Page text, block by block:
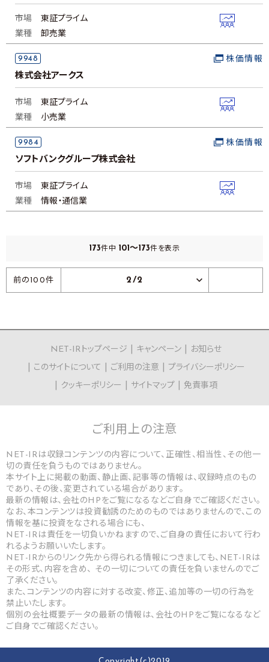
市場
東証プライム
業種
卸売業
9948
株式会社アークス
株価情報
市場
東証プライム
業種
小売業
9984
ソフトバンクグループ株式会社
株価情報
市場
東証プライム
業種
情報・通信業
173件中 101～173件を表示
前の100件 2/2
NET-IRトップページ キャンペーン
お知らせ
このサイトについて
ご利用の注意
プライバシーポリシー
クッキーポリシー
サイトマップ 免責事項
ご利用上の注意
NET-IRは収録コンテンツの内容について、正確性、相当性、その他一
切の責任を負うものではありません。
本サイト上に掲載の動画、静止画、記事等の情報は、収録時点のもの
であり、その後、変更されている場合があります。
最新の情報は、会社のHPをご覧になるなどご自身でご確認ください。
なお、本コンテンツは投資勧誘のためのものではありませんので、この
情報を基に投資をなされる場合にも、
NET-IRは責任を一切負いかねますので、ご自身の責任において行わ
れるようお願いいたします。
NET-IRからのリンク先から得られる情報につきましても、NET-IRは
その形式、内容を含め、 その一切についての責任を負いませんのでご
了承ください。
また、コンテンツの内容に対する改変、修正、追加等の一切の行為を
禁止いたします。
個別の会社概要データの最新の情報は、会社のHPをご覧になるなど
ご自身でご確認ください。